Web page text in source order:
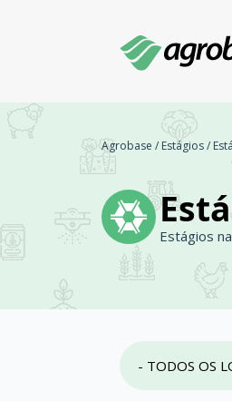
Agrobase / Estágios/
Estágios